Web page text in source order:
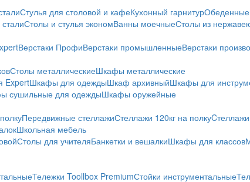
Стулья для столовой и кафеКухонный гарнитурОбеденные
Столы и стулья экономВанны моечныеСтолы из
Верстаки ПрофиВерстаки промышленныеВерстаки
Столы металлическиеШкафы металлические
ExpertШкафы для одеждыШкаф архивныйШкафы для
сушильные для одеждыШкафы оружейные
Передвижные стеллажиСтеллажи 120кг на полку
Школьная мебель
Столы для учителяБанкетки и вешалкиШкафы для классов
Тележки Toollbox PremiumСтойки инструментальные